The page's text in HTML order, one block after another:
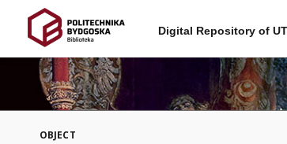
Digital Repository of
OBJECT